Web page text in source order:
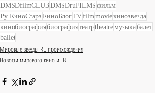
DMSDfilmCLUBDMSDruFILMS фильм
Ру КиноСтарз КиноБлогTVfilmmovieкинозвезда
кинобиографиябиографиятеатрtheatreмузыкабалет
ballet
Мировые звёзды RU происхождения
Новости мирового кино и ТВ